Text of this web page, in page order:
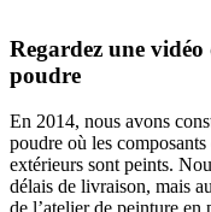
Regardez une
poudre
En 2014, nous avons
poudre où les
extérieurs sont peints.
délais de livraison, mais